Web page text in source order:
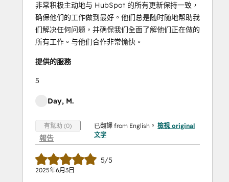
非常积极主动地与 HubSpot 的所有更新保持一致，
确保他们的工作做到最好。他们总是随时随地帮助我
们解决任何问题，并确保我们全面了解他们正在做的
所有工作。与他们合作非常愉快。
提供的服務
5
Day, M.
有幫助 (0)
報告
已翻譯 from English。 檢視 original
文字
5/5
2025年6月3日